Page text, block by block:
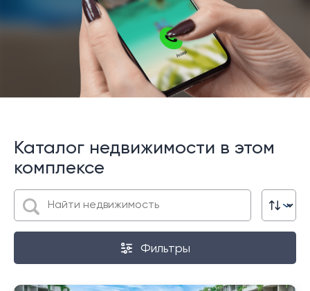
Каталог недвижимости в этом
комплексе
Фильтры